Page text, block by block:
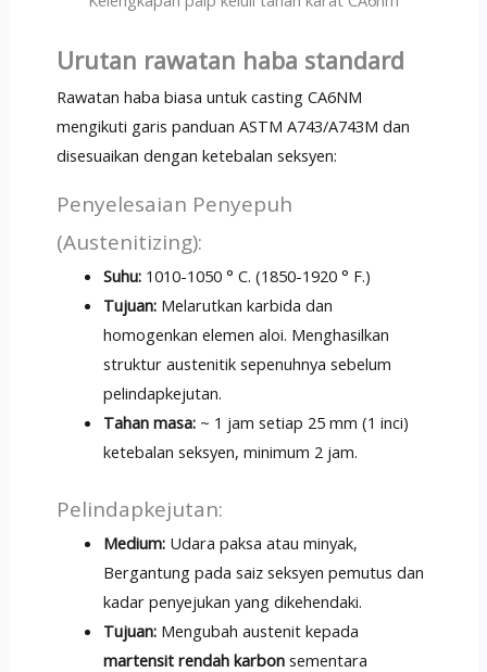
Urutan rawatan haba standard
Rawatan haba biasa untuk casting CA6NM
mengikuti garis panduan ASTM A743/A743M dan
disesuaikan dengan ketebalan seksyen:
Penyelesaian Penyepuh
(Austenitizing):
Suhu: 1010-1050 ° C. (1850-1920 ° F.)
Tujuan: Melarutkan karbida dan
homogenkan elemen aloi. Menghasilkan
struktur austenitik sepenuhnya sebelum
pelindapkejutan.
Tahan masa: ~ 1 jam setiap 25 mm (1 inci)
ketebalan seksyen, minimum 2 jam.
Pelindapkejutan:
Medium: Udara paksa atau minyak,
Bergantung pada saiz seksyen pemutus dan
kadar penyejukan yang dikehendaki.
Tujuan: Mengubah austenit kepada
martensit rendah karbon sementara